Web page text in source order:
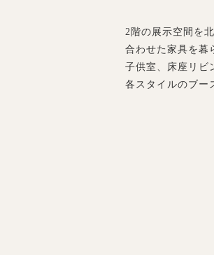
2階の展示空間を
合わせた家具を暮
子供室、床座リビ
各スタイルのブー